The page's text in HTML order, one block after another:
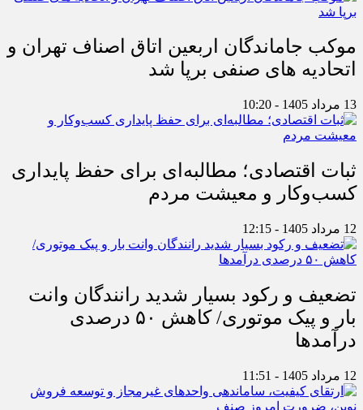
موکب جاماندگان اربعین اتاق اصناف تهران و
اتحادیه های صنفی برپا شد
13 مرداد 1405 - 10:20
ثبات اقتصادی؛ مطالبه‌ای برای حفظ پایداری
کسب‌وکار و معیشت مردم
12 مرداد 1405 - 12:15
تضعیف و رکود بسیار شدید رانندگان وانت
بار و پیک موتوری/ کاهش ۵۰ درصدی
درآمدها
12 مرداد 1405 - 11:51